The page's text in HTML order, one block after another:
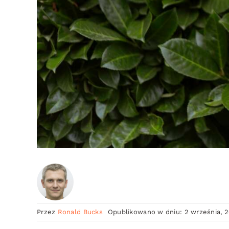
Przez Ronald Bucks Opublikowano w dniu: 2 września,